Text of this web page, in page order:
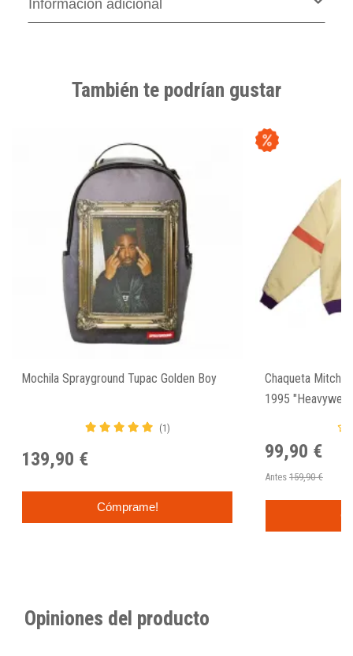
Información adicional
También te podrían gustar
Mochila Sprayground Tupac Golden Boy
(1)
139,90 €
Cómprame!
Chaqueta
1995
99,90 €
Antes 159,90 €
Opiniones del producto